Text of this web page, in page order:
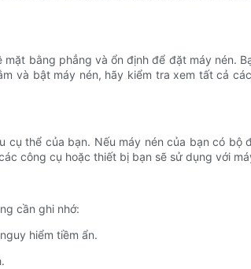
bằng phẳng và ổn định để đặt máy nén.
và bật máy nén, hãy kiểm tra xem tất cả
thể của bạn. Nếu máy nén của bạn có bộ
công cụ hoặc thiết bị bạn sẽ sử dụng với
cần ghi nhớ:
hiểm tiềm ẩn.